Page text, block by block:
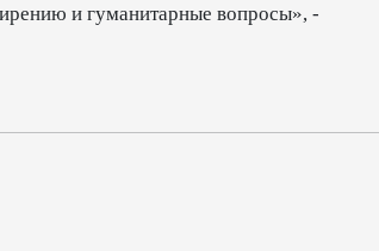
и гуманитарные вопросы», -